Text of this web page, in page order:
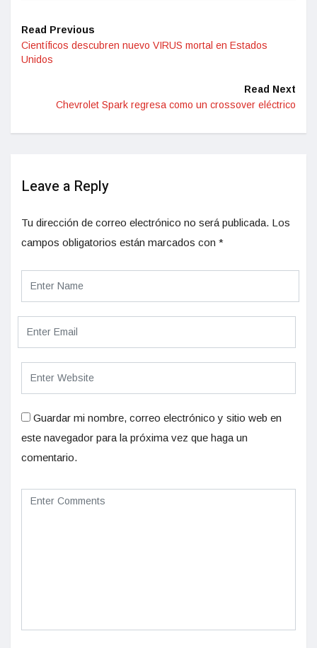
Read Previous
Científicos descubren nuevo VIRUS mortal en Estados
Unidos
Read Next
Chevrolet Spark regresa como un crossover eléctrico
Leave a Reply
Tu dirección de correo electrónico no será publicada. Los
campos obligatorios están marcados con *
Guardar mi nombre, correo electrónico y sitio web en
este navegador para la próxima vez que haga un
comentario.